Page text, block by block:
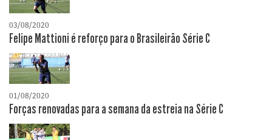
03/08/2020
Felipe Mattioni é reforço para o Brasileirão Série C
01/08/2020
Forças renovadas para a semana da estreia na Série C